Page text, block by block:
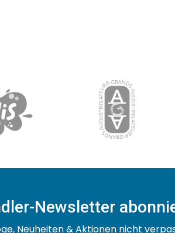
Newsletter
Neuheiten & Aktionen nicht